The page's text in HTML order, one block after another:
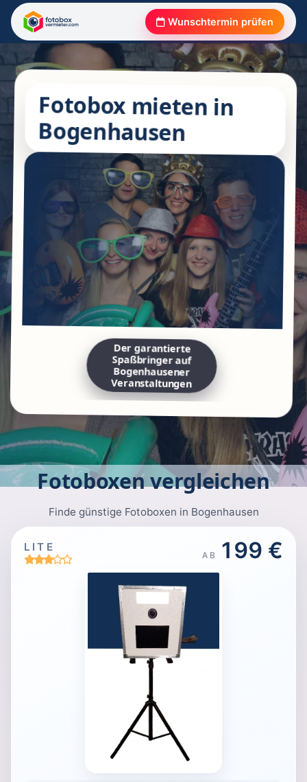
Wunschtermin prüfen
Fotobox mieten in
Bogenhausen
Der garantierte
Spaßbringer auf
Bogenhausener
Veranstaltungen
Fotoboxen vergleichen
Finde günstige Fotoboxen in Bogenhausen
LITE
AB 199 €